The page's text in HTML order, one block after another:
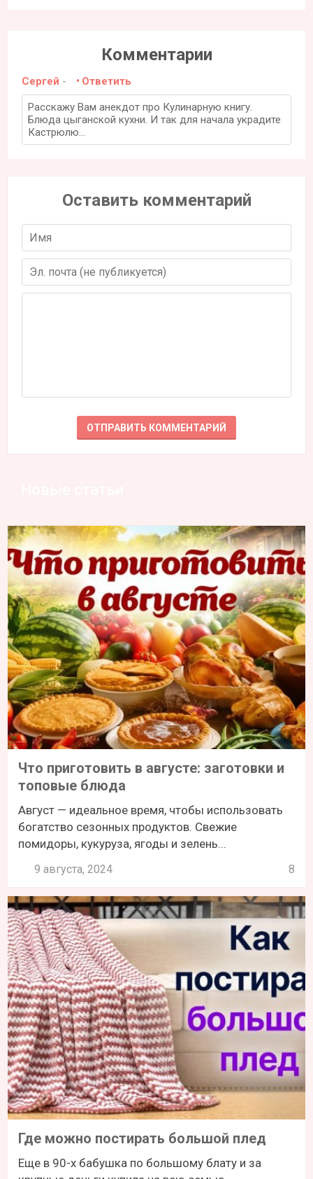
Комментарии
Сергей - Ответить
Расскажу Вам анекдот про Кулинарную книгу.
Блюда цыганской кухни. И так для начала украдите
Кастрюлю...
Оставить комментарий
Что приготовить в августе: заготовки и
топовые блюда
Август — идеальное время, чтобы использовать
богатство сезонных продуктов. Свежие
помидоры, кукуруза, ягоды и зелень...
9 августа, 2024 8
Где можно постирать большой плед
Еще в 90-х бабушка по большому блату и за